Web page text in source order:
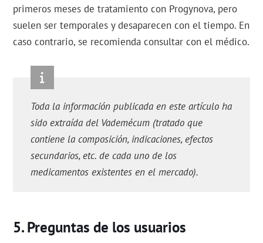
primeros meses de tratamiento con Progynova, pero
suelen ser temporales y desaparecen con el tiempo. En
caso contrario, se recomienda consultar con el médico.
Toda la información publicada en este artículo ha
sido extraída del Vademécum (tratado que
contiene la composición, indicaciones, efectos
secundarios, etc. de cada uno de los
medicamentos existentes en el mercado).
Preguntas de los usuarios